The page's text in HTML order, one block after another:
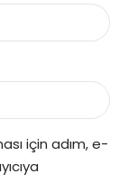
için adım, e-